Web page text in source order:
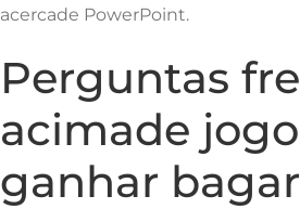
acercade PowerPoint.
Perguntas
acimade
ganhar